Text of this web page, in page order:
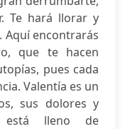
Te hará llorar y
Aquí encontrarás
que te hacen
pues cada
Valentía es un
sus dolores y
está lleno de